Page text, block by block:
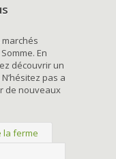
En
découvrir un
pas a
de nouveaux
la ferme